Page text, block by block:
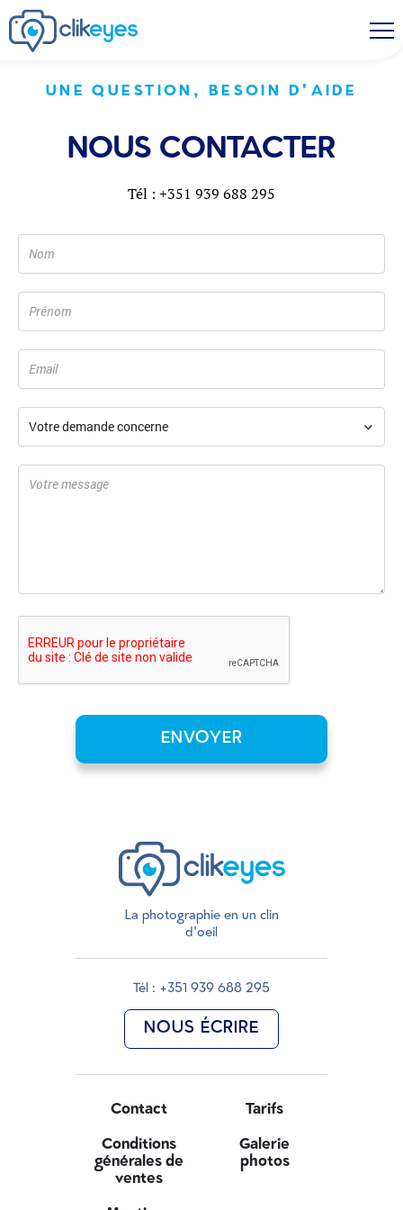
UNE QUESTION, BESOIN D'AIDE
NOUS CONTACTER
Tél : +351 939 688 295
La photographie en un clin
d'oeil
Tél : +351 939 688 295
NOUS ÉCRIRE
Contact Tarifs
Conditions
générales de
ventes
Galerie
photos